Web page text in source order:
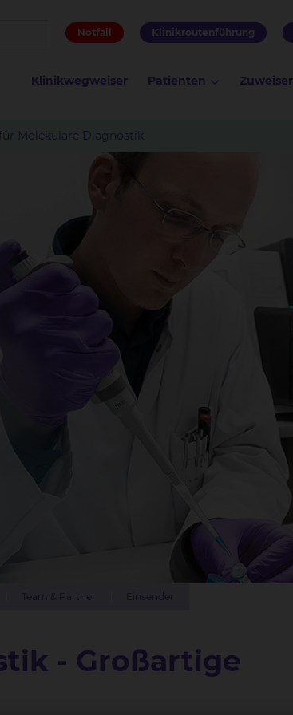
Notfall Klinikroutenführung
Klinikwegweiser Patienten Zuweiser
Molekulare Diagnostik
- Großartige